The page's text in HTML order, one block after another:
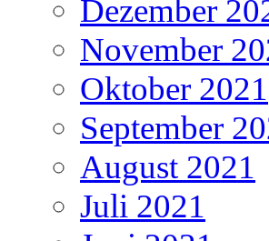
Dezember
November
Oktober 2021
September
August 2021
Juli 2021